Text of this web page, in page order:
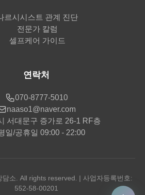
르시시스트 관계 진단
전문가 칼럼
셀프케어 가이드
연락처
070-8777-5010
naaso1@naver.com
서대문구 증가로 26-1 RF층
일/공휴일 09:00 - 22:00
소. All rights reserved. | 사업자등록번호:
552-58-00201